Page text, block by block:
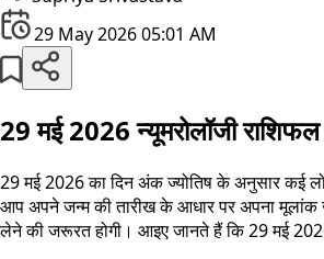
29 May 2026 05:01 AM
29 मई 2026 न्यूमरोलॉजी राशिफल
29 मई 2026 का दिन अंक ज्योतिष के अनुसार कई
आप अपने जन्म की तारीख के आधार पर अपना मूलांक
लेने की जरूरत होगी। आइए जानते हैं कि 29 मई